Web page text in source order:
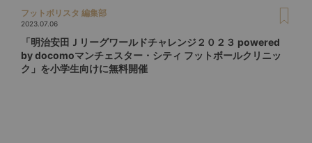
フットボリスタ 編集部
2023.07.06
「明治安田Ｊリーグワールドチャレンジ２０２３ powered
by docomoマンチェスター・シティ フットボールクリニッ
ク」を小学生向けに無料開催